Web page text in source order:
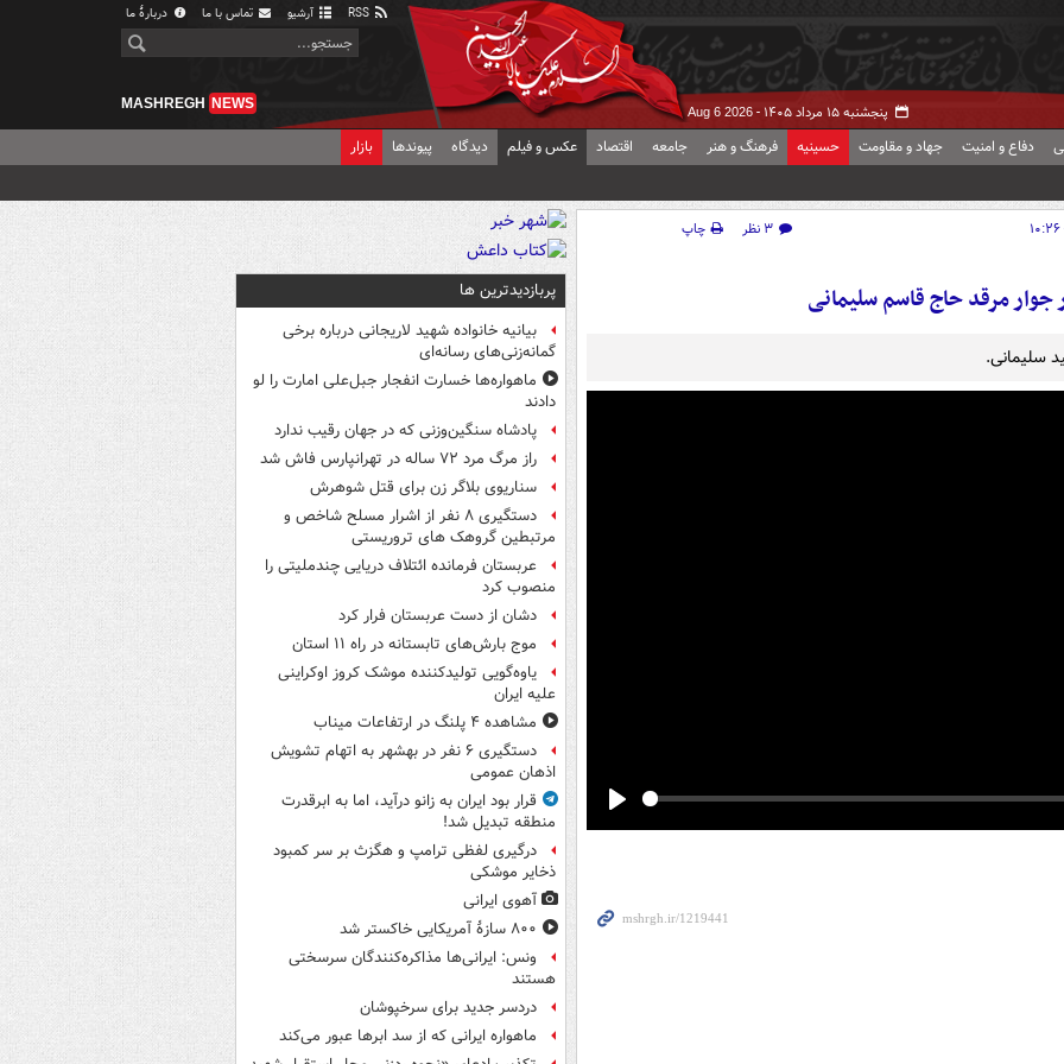
آرشیو تماس با ما دربارهٔ ما
پنجشنبه ۱۵ مرداد ۱۴۰۵ - Aug 6 2026
MASHREGH NEWS
دفاع و امنیت جهاد و مقاومت حسینیه فرهنگ و هنر جامعه اقتصاد عکس و فیلم دیدگاه پیوندها بازار
۳ نظر
چاپ
جوار مرقد حاج قاسم سلیمانی
سلیمانی.
پربازدیدترین ها
بیانیه خانواده شهید لاریجانی درباره برخی
گمانه‌زنی‌های رسانه‌ای
ماهواره‌ها خسارت انفجار جبل‌علی امارت را لو
دادند
پادشاه سنگین‌وزنی که در جهان رقیب ندارد
راز مرگ مرد ۷۲ ساله در تهرانپارس فاش شد
سناریوی بلاگر زن برای قتل شوهرش
دستگیری ۸ نفر از اشرار مسلح شاخص و
مرتبطین گروهک های تروریستی
عربستان فرمانده ائتلاف دریایی چندملیتی را
منصوب کرد
دشان از دست عربستان فرار کرد
موج بارش‌های تابستانه در راه ۱۱ استان
یاوه‌گویی تولیدکننده موشک کروز اوکراینی
علیه ایران
مشاهده ۴ پلنگ در ارتفاعات میناب
دستگیری ۶ نفر در بهشهر به اتهام تشویش
اذهان عمومی
قرار بود ایران به زانو درآید، اما به ابرقدرت
منطقه تبدیل شد!
درگیری لفظی ترامپ و هگزث بر سر کمبود
ذخایر موشکی
آهوی ایرانی
۸۰۰ سازۀ آمریکایی خاکستر شد
ونس: ایرانی‌ها مذاکره‌کنندگان سرسختی
هستند
دردسر جدید برای سرخپوشان
ماهواره ایرانی که از سد ابرها عبور می‌کند